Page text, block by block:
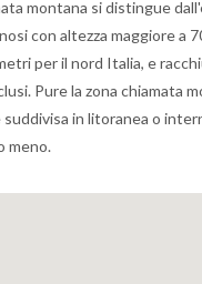
montana si distingue
con altezza maggiore a
per il nord Italia, e
Pure la zona chiamata
in litoranea o
meno.